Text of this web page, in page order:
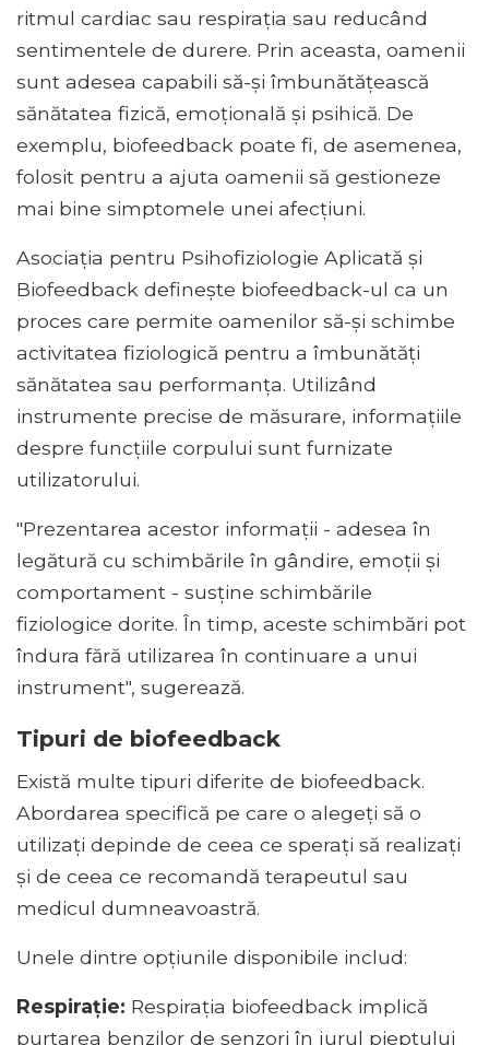
ritmul cardiac sau respirația sau reducând
sentimentele de durere. Prin aceasta, oamenii
sunt adesea capabili să-și îmbunătățească
sănătatea fizică, emoțională și psihică. De
exemplu, biofeedback poate fi, de asemenea,
folosit pentru a ajuta oamenii să gestioneze
mai bine simptomele unei afecțiuni.
Asociația pentru Psihofiziologie Aplicată și
Biofeedback definește biofeedback-ul ca un
proces care permite oamenilor să-și schimbe
activitatea fiziologică pentru a îmbunătăți
sănătatea sau performanța. Utilizând
instrumente precise de măsurare, informațiile
despre funcțiile corpului sunt furnizate
utilizatorului.
"Prezentarea acestor informații - adesea în
legătură cu schimbările în gândire, emoții și
comportament - susține schimbările
fiziologice dorite. În timp, aceste schimbări pot
îndura fără utilizarea în continuare a unui
instrument", sugerează.
Tipuri de biofeedback
Există multe tipuri diferite de biofeedback.
Abordarea specifică pe care o alegeți să o
utilizați depinde de ceea ce sperați să realizați
și de ceea ce recomandă terapeutul sau
medicul dumneavoastră.
Unele dintre opțiunile disponibile includ:
Respiraţie: Respirația biofeedback implică
purtarea benzilor de senzori în jurul pieptului